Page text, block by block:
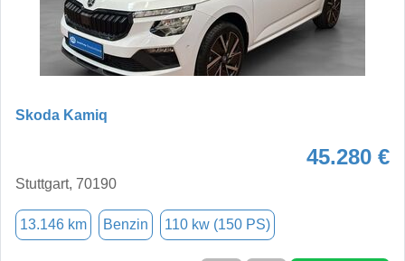
Skoda Kamiq
45.280 €
Stuttgart, 70190
13.146 km Benzin 110 kw (150 PS)